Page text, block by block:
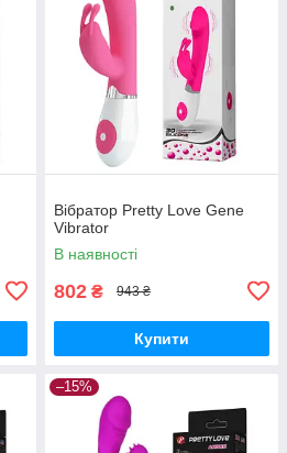
Вібратор Pretty Love Gene
Vibrator
В наявності
802 ₴ 943 ₴
Купити
–15%